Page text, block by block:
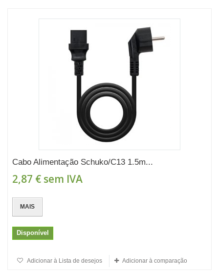
Cabo Alimentação Schuko/C13 1.5m...
2,87 € sem IVA
MAIS
Disponível
Adicionar à Lista de desejos Adicionar à comparação